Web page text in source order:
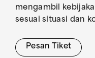
mengambil
sesuai situasi dan
Pesan Tiket